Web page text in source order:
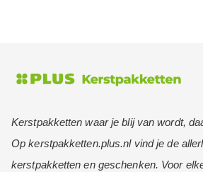
Kerstpakketten waar je blij van wordt,
Op kerstpakketten.plus.nl vind je de
kerstpakketten en geschenken. Voor